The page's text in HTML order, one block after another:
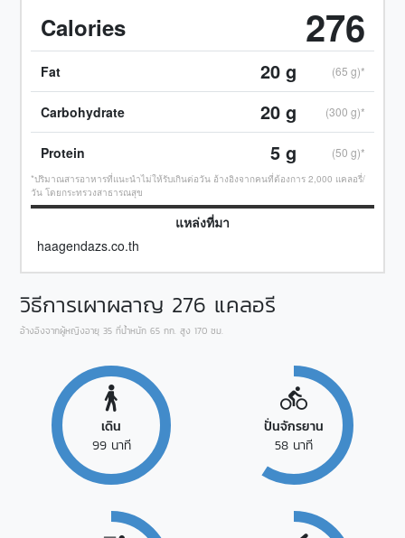
วิธีการเผาผลาญ 276 แคลอรี
อ้างอิงจากผู้หญิงอายุ 35 ที่น้ำหนัก 65 กก. สูง 170 ซม.
เดิน
99นาที
ปั่นจักรยาน
58 นาที
Calories 276
Fat 20g (65 g)*
Carbohydrate 20g (300 g)*
Protein 5g (50 g)*
*ปริมาณสารอาหารที่แนะนำไม่ให้รับเกินต่อวัน อ้างอิงจากคนที่ต้องการ 2,000 แคลอรี่/
วัน โดยกระทรวงสาธารณสุข
แหล่งที่มา
haagendazs.co.th